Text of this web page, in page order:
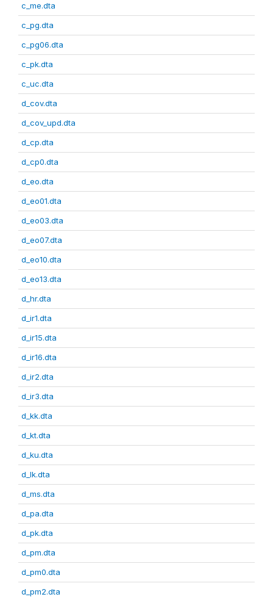
c_me.dta
c_pg.dta
c_pg06.dta
c_pk.dta
c_uc.dta
d_cov.dta
d_cov_upd.dta
d_cp.dta
d_cp0.dta
d_eo.dta
d_eo01.dta
d_eo03.dta
d_eo07.dta
d_eo10.dta
d_eo13.dta
d_hr.dta
d_ir1.dta
d_ir15.dta
d_ir16.dta
d_ir2.dta
d_ir3.dta
d_kk.dta
d_kt.dta
d_ku.dta
d_lk.dta
d_ms.dta
d_pa.dta
d_pk.dta
d_pm.dta
d_pm0.dta
d_pm2.dta